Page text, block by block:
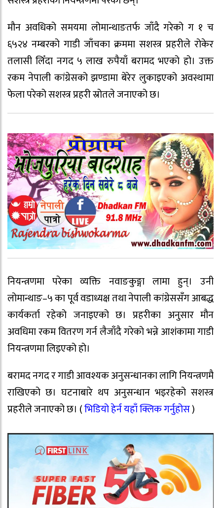
मौन अवधिको समयमा लोमान्थाङतर्फ जाँदै गरेको ग १ च
६५२४ नम्बरको गाडी जाँचका क्रममा सशस्त्र प्रहरीले रोकेर
तलासी लिँदा नगद ५ लाख रुपैयाँ बरामद भएको हो। उक्त
रकम नेपाली कांग्रेसको झण्डामा बेरेर लुकाइएको अवस्थामा
फेला परेको सशस्त्र प्रहरी स्रोतले जनाएको छ।
नियन्त्रणमा परेका व्यक्ति नवाङकुङ्गा लामा हुन्। उनी
लोमान्थाङ–५ का पूर्व वडाध्यक्ष तथा नेपाली कांग्रेससँग आबद्ध
कार्यकर्ता रहेको जनाइएको छ। प्रहरीका अनुसार मौन
अवधिमा रकम वितरण गर्न लैजाँदै गरेको भन्ने आशंकामा गाडी
नियन्त्रणमा लिइएको हो।
बरामद नगद र गाडी आवश्यक अनुसन्धानका लागि नियन्त्रणमै
राखिएको छ। घटनाबारे थप अनुसन्धान भइरहेको सशस्त्र
प्रहरीले जनाएको छ। (भिडियो हेर्न यहाँ क्लिक गर्नुहोस)